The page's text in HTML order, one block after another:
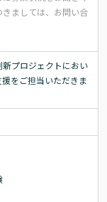
ましては、お問い合
プロジェクトにおい
をご担当いただきま